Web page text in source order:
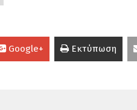
Google+ Εκτύπωση